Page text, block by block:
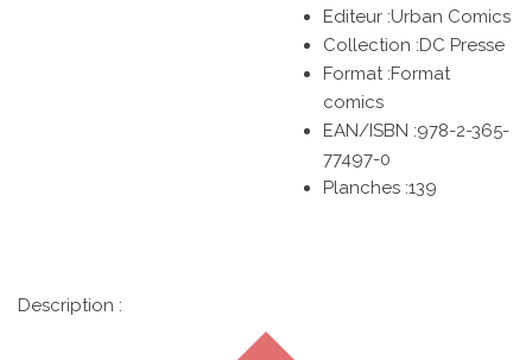
Editeur :Urban Comics
Collection :DC Presse
Format :Format
comics
EAN/ISBN :978-2-365-
77497-0
Planches :139
Description :